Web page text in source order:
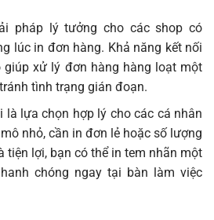
pháp lý tưởng cho các shop có
lúc in đơn hàng. Khả năng kết nối
giúp xử lý đơn hàng hàng loạt một
tình trạng gián đoạn.
là lựa chọn hợp lý cho các cá nhân
nhỏ, cần in đơn lẻ hoặc số lượng
tiện lợi, bạn có thể in tem nhãn một
chóng ngay tại bàn làm việc